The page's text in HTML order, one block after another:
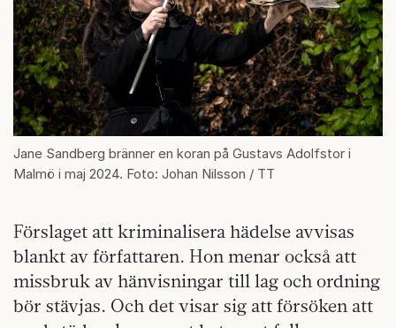
Jane Sandberg bränner en koran på Gustavs Adolfstor i
Malmö i maj 2024. Foto: Johan Nilsson / TT
Förslaget att kriminalisera hädelse avvisas
blankt av författaren. Hon menar också att
missbruk av hänvisningar till lag och ordning
bör stävjas. Och det visar sig att försöken att